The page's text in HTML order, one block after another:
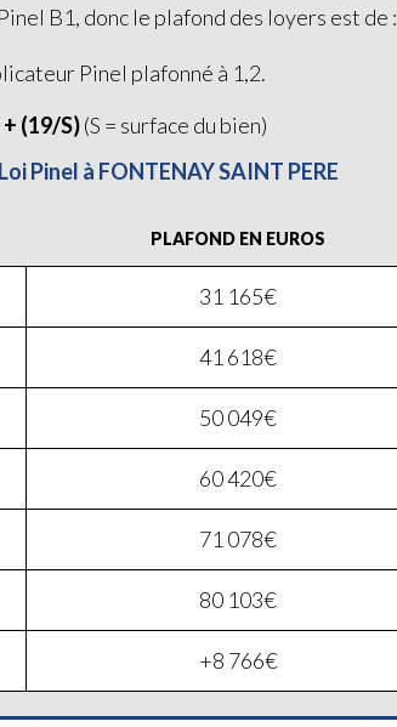
B1, donc le plafond des loyers est de :
Pinel plafonné à 1,2.
(19/S)(S = surface du bien)
Pinel à FONTENAY SAINT PERE
PLAFOND EN EUROS
31 165€
41 618€
50 049€
60 420€
71 078€
80 103€
+8 766€